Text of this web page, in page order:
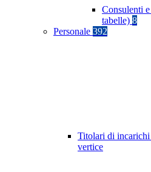
Consulenti
tabelle) 8
Personale 392
Titolari di
vertice